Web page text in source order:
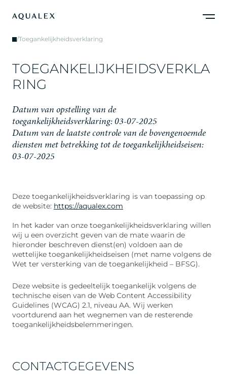
/Toegankelijkheidsverklaring
TOEGANKELIJKHEIDSVERKLA
RING
Datum van opstelling van de
toegankelijkheidsverklaring: 03-07-2025
Datum van de laatste controle van de bovengenoemde
diensten met betrekking tot de toegankelijkheidseisen:
03-07-2025
Deze toegankelijkheidsverklaring is van toepassing op
de website: https://aqualex.com
In het kader van onze toegankelijkheidsverklaring willen
wij u een overzicht geven van de mate waarin de
hieronder beschreven dienst(en) voldoen aan de
wettelijke toegankelijkheidseisen (met name volgens de
Wet ter versterking van de toegankelijkheid – BFSG).
Deze website is gedeeltelijk toegankelijk volgens de
technische eisen van de Web Content Accessibility
Guidelines (WCAG) 2.1, niveau AA. Wij werken
voortdurend aan het wegnemen van de resterende
toegankelijkheidsbelemmeringen.
CONTACTGEGEVENS